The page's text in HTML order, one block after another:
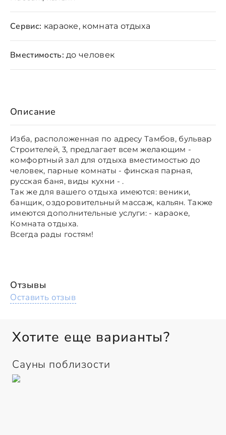
Описание
Изба, расположенная по адресу Тамбов, бульвар
Строителей, 3, предлагает всем желающим -
комфортный зал для отдыха вместимостью до
человек, парные комнаты - финская парная,
русская баня, виды кухни - .
Так же для вашего отдыха имеются: веники,
банщик, оздоровительный массаж, кальян. Также
имеются дополнительные услуги: - караоке,
Комната отдыха.
Всегда рады гостям!
Сервис: караоке, комната отдыха
Вместимость: до человек
Отзывы
Оставить отзыв
Хотите еще варианты?
Сауны поблизости